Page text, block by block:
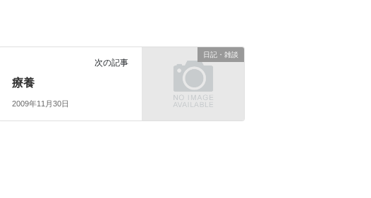
日記・雑談
次の記事
療養
2009年11月30日